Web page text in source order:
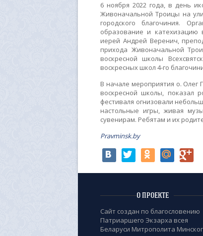
6 ноября 2022 года, в день
Живоначальной Троицы на
городского благочиния.
образование и катехизацию
иерей Андрей Веренич,
прихода Живоначальной
воскресной школы
воскресных школ 4-го
В начале мероприятия о. Олег
воскресной школы, показал
фестиваля огнизовали
настольные игры, живая
сувенирам. Ребятам и их
Pravminsk.by
О ПРОЕКТЕ
Сайт создан по благословению
Патриаршего Экзарха всея
Беларуси Митрополита